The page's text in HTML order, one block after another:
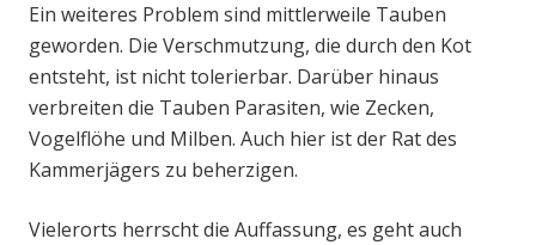
Ein weiteres Problem sind mittlerweile Tauben
geworden. Die Verschmutzung, die durch den Kot
entsteht, ist nicht tolerierbar. Darüber hinaus
verbreiten die Tauben Parasiten, wie Zecken,
Vogelflöhe und Milben. Auch hier ist der Rat des
Kammerjägers zu beherzigen.
Vielerorts herrscht die Auffassung, es geht auch